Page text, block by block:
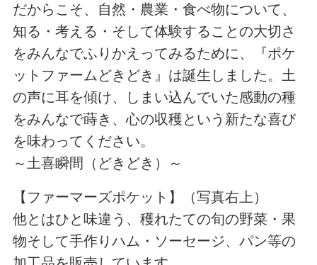
だからこそ、自然・農業・食べ物について、
知る・考える・そして体験することの大切さ
をみんなでふりかえってみるために、『ポケ
ットファームどきどき』は誕生しました。土
の声に耳を傾け、しまい込んでいた感動の種
をみんなで蒔き、心の収穫という新たな喜び
を味わってください。
～土喜瞬間（どきどき）～
【ファーマーズポケット】（写真右上）
他とはひと味違う、穫れたての旬の野菜・果
物そして手作りハム・ソーセージ、パン等の